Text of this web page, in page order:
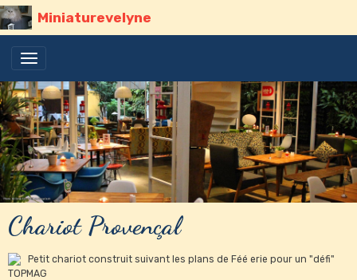
Miniaturevelyne
Chariot Provençal
Petit chariot construit suivant les plans de Féé erie pour un "défi"
TOPMAG